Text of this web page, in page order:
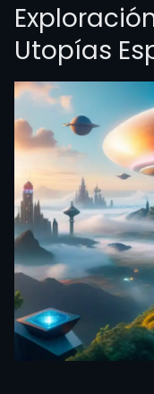
Utopías